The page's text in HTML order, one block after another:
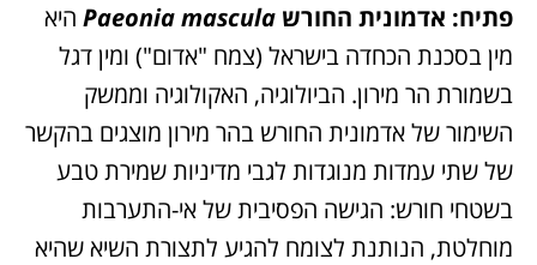
פתיח: אדמונית החורש
Paeoniamascula
היא
מין בסכנת הכחדה בישראל (צמח "אדום") ומין דגל
בשמורת הר מירון. הביולוגיה, האקולוגיה וממשק
השימור של אדמונית החורש בהר מירון מוצגים בהקשר
של שתי עמדות מנוגדות לגבי מדיניות שמירת טבע
בשטחי חורש: הגישה הפסיבית של אי-התערבות
מוחלטת, הנותנת לצומח להגיע לתצורת השיא שהיא